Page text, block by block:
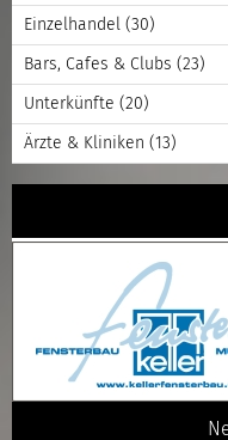
Einzelhandel (30)
Bars, Cafes & Clubs (23)
Unterkünfte (20)
Ärzte & Kliniken (13)